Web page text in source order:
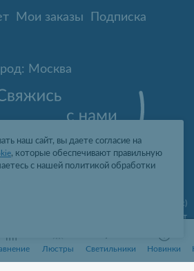
Люстры Светильники Новинки
Мои заказы Подписка
Москва
ул. Гарибальди, д.8, пом.I, комн.4 (юр. адрес)
09:00-19:00 пн-пт
1077761388242, ИНН 7736566310, КПП
773601001
наш сайт, вы даете согласие на
, которые обеспечивают правильную
с нашей политикой обработки